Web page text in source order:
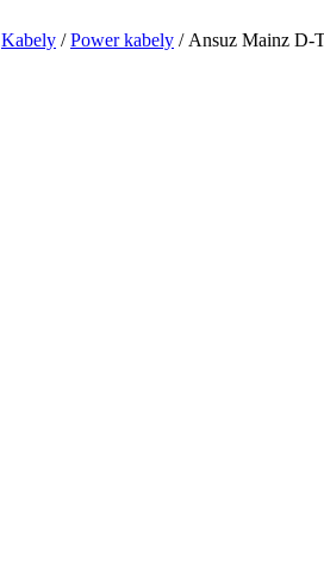
Kabely /Power kabely / Ansuz Mainz D-